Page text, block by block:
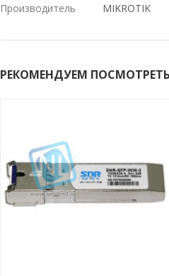
Производитель MIKROTIK
РЕКОМЕНДУЕМ ПОСМОТРЕТЬ